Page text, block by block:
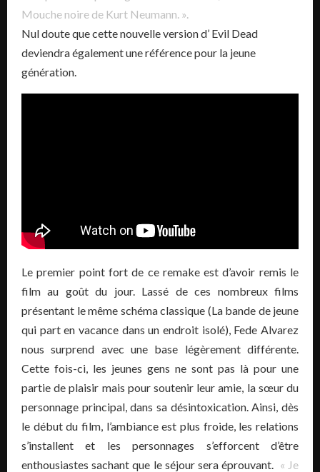
Mouche noire de Kurt Neumann. ».
Nul doute que cette nouvelle version d’ Evil Dead
deviendra également une référence pour la jeune
génération.
Le premier point fort de ce remake est d’avoir remis le
film au goût du jour. Lassé de ces nombreux films
présentant le même schéma classique (La bande de jeune
qui part en vacance dans un endroit isolé), Fede Alvarez
nous surprend avec une base légèrement différente.
Cette fois-ci, les jeunes gens ne sont pas là pour une
partie de plaisir mais pour soutenir leur amie, la sœur du
personnage principal, dans sa désintoxication. Ainsi, dès
le début du film, l’ambiance est plus froide, les relations
s’installent et les personnages s’efforcent d’être
enthousiastes sachant que le séjour sera éprouvant. « Je